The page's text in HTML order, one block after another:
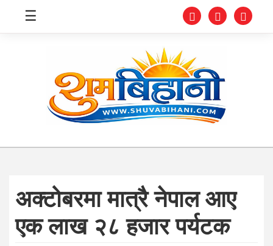
स्वास्थ्य
संघीय
प्रविधि
☰
अक्टोबरमा मात्रै नेपाल आए
एक लाख २८ हजार पर्यटक